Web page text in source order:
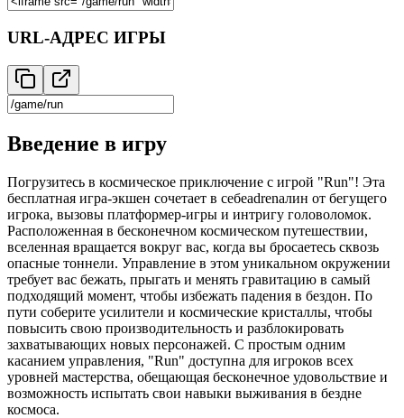
URL-АДРЕС ИГРЫ
Введение в игру
Погрузитесь в космическое приключение с игрой "Run"! Эта
бесплатная игра-экшен сочетает в себеadrenалин от бегущего
игрока, вызовы платформер-игры и интригу головоломок.
Расположенная в бесконечном космическом путешествии,
вселенная вращается вокруг вас, когда вы бросаетесь сквозь
опасные тоннели. Управление в этом уникальном окружении
требует вас бежать, прыгать и менять гравитацию в самый
подходящий момент, чтобы избежать падения в бездон. По
пути соберите усилители и космические кристаллы, чтобы
повысить свою производительность и разблокировать
захватывающих новых персонажей. С простым одним
касанием управления, "Run" доступна для игроков всех
уровней мастерства, обещающая бесконечное удовольствие и
возможность испытать свои навыки выживания в бездне
космоса.